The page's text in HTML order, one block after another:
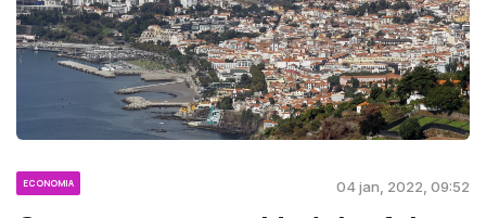
ECONOMIA 04 jan, 2022, 09:52